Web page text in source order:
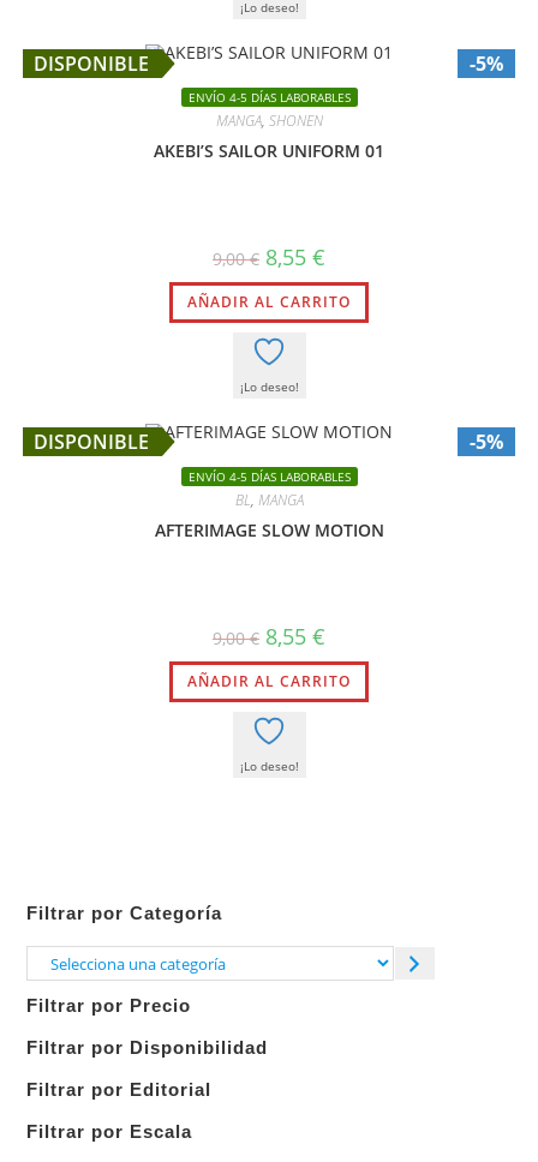
¡Lo deseo!
DISPONIBLE -5%
ENVÍO 4-5 DÍAS LABORABLES
MANGA, SHONEN
AKEBI’S SAILOR UNIFORM 01
9,00€ El
precio
original
era:
9,00 €.
8,55 €
actual
es:
8,55 €.
AÑADIR AL CARRITO
¡Lo deseo!
DISPONIBLE -5%
ENVÍO 4-5 DÍAS LABORABLES
BL, MANGA
AFTERIMAGE SLOW MOTION
9,00€ El
precio
original
era:
9,00 €.
8,55 €
actual
es:
8,55 €.
AÑADIR AL CARRITO
¡Lo deseo!
Filtrar por Categoría
Selecciona
categoría
Filtrar por Precio
Filtrar por Disponibilidad
Filtrar por Editorial
Filtrar por Escala